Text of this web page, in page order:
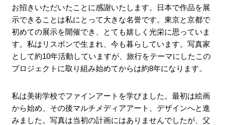
お招きいただいたことに感謝いたします。日本で作品を展
示できることは私にとって大きな名誉です。東京と京都で
初めての展示を開催でき、とても嬉しく光栄に思っていま
す。私はリスボンで生まれ、今も暮らしています。写真家
として約10年活動していますが、旅行をテーマにしたこの
プロジェクトに取り組み始めてからは約8年になります。
私は美術学校でファインアートを学びました。最初は絵画
から始め、その後マルチメディアアート、デザインへと進
みました。写真は当初の計画にはありませんでしたが、父